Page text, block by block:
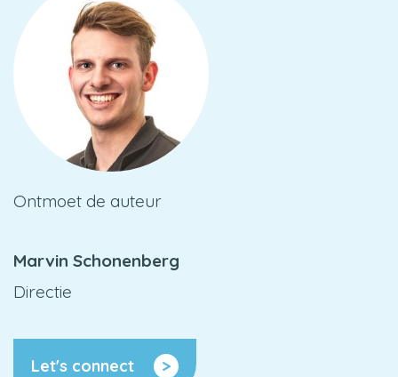
Ontmoet de auteur
Marvin Schonenberg
Directie
Let's connect